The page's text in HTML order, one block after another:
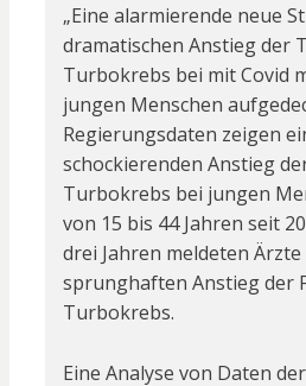
„Eine alarmierende neue
dramatischen Anstieg der
Turbokrebs bei mit Covid
jungen Menschen
Regierungsdaten zeigen
schockierenden Anstieg
Turbokrebs bei jungen
von 15 bis 44 Jahren seit
drei Jahren meldeten
sprunghaften Anstieg der
Turbokrebs.
Eine Analyse von Daten